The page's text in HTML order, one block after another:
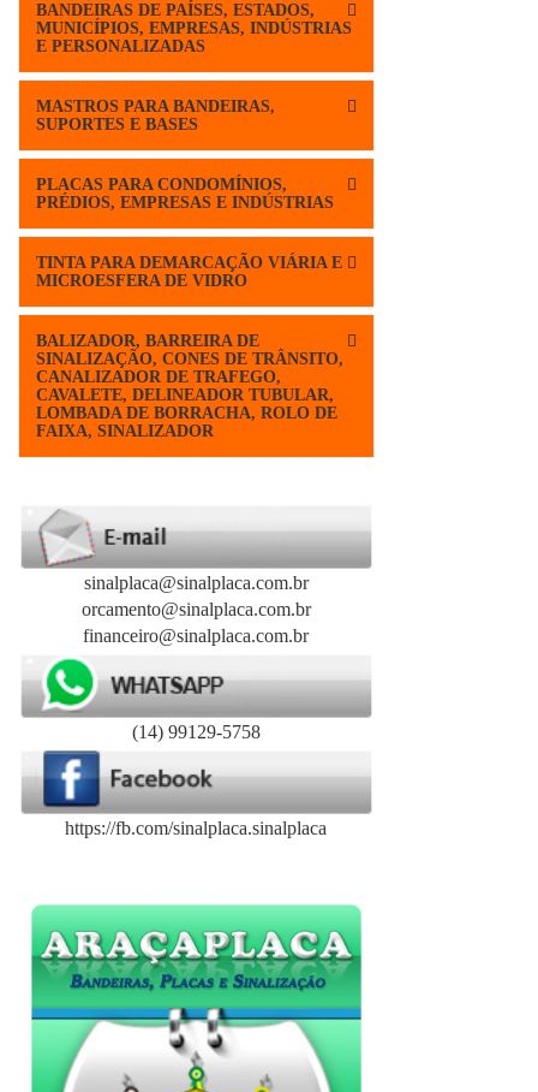
BANDEIRAS DE PAÍSES, ESTADOS,
MUNICÍPIOS, EMPRESAS, INDÚSTRIAS
E PERSONALIZADAS
MASTROS PARA BANDEIRAS,
SUPORTES E BASES
PLACAS PARA CONDOMÍNIOS,
PRÉDIOS, EMPRESAS E INDÚSTRIAS
TINTA PARA DEMARCAÇÃO VIÁRIA E
MICROESFERA DE VIDRO
BALIZADOR, BARREIRA DE
SINALIZAÇÃO, CONES DE TRÂNSITO,
CANALIZADOR DE TRAFEGO,
CAVALETE, DELINEADOR TUBULAR,
LOMBADA DE BORRACHA, ROLO DE
FAIXA, SINALIZADOR
sinalplaca@sinalplaca.com.br
orcamento@sinalplaca.com.br
financeiro@sinalplaca.com.br
(14) 99129-5758
https://fb.com/sinalplaca.sinalplaca